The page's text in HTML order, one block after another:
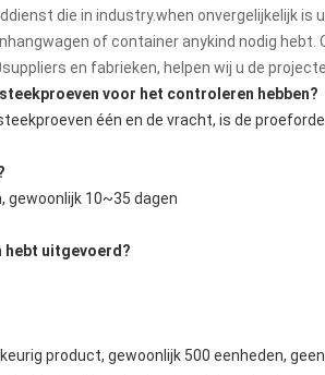
die in industry.when onvergelijkelijk
of container anykind nodig hebt.
en fabrieken, helpen wij u de
voor het controleren hebben?
één en de vracht, is de
gewoonlijk 10~35 dagen
hebt uitgevoerd?
product, gewoonlijk 500 eenheden,